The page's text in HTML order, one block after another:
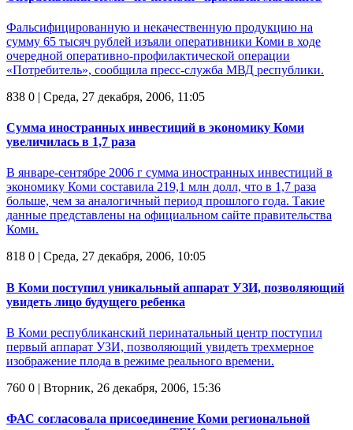
Фальсифицированную и некачественную продукцию на
сумму 65 тысяч рублей изъяли оперативники Коми в ходе
очередной оперативно-профилактической операции
«Потребитель», сообщила пресс-служба МВД республики.
838 0 | Среда, 27 декабря, 2006, 11:05
Сумма иностранных инвестиций в экономику Коми
увеличилась в 1,7 раза
В январе-сентябре 2006 г сумма иностранных инвестиций в
экономику Коми составила 219,1 млн долл, что в 1,7 раза
больше, чем за аналогичный период прошлого года. Такие
данные представлены на официальном сайте правительства
Коми.
818 0 | Среда, 27 декабря, 2006, 10:05
В Коми поступил уникальный аппарат УЗИ, позволяющий
увидеть лицо будущего ребенка
В Коми республиканский перинатальный центр поступил
первый аппарат УЗИ, позволяющий увидеть трехмерное
изображение плода в режиме реального времени.
760 0 | Вторник, 26 декабря, 2006, 15:36
ФАС согласовала присоединение Коми региональной